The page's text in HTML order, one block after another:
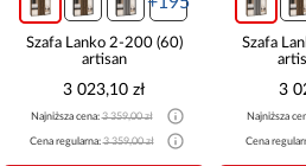
2-200 (60)
3 359,00 zł
3 359,00 zł
Szafa Lanko 2-200 (60)
Najniższa cena: 3 359,00 zł
Cena regularna: 3 359,00 zł